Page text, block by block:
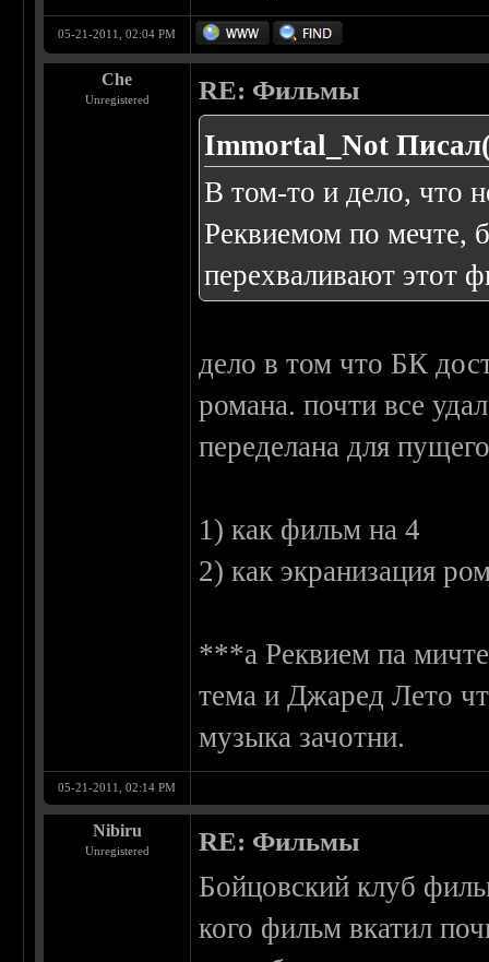
05-21-2011, 02:04 PM
Che
Unregistered RE: Фильмы
Immortal_Not
В том-то и дело, что
Реквиемом по мечте,
перехваливают этот
дело в том что БК
романа. почти все
переделана для
1) как фильм на 4
2) как экранизация
***а Реквием па
тема и Джаред Лето
музыка зачотни.
05-21-2011, 02:14 PM
Nibiru
Unregistered RE: Фильмы
Бойцовский клуб
кого фильм вкатил